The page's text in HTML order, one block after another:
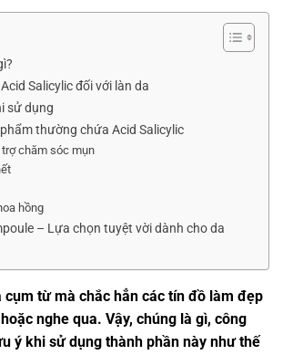
Salicylic đối với làn da
sử dụng
thường chứa Acid Salicylic
trợ chăm sóc mụn
hồng
– Lựa chọn tuyệt vời dành cho da
cụm từ mà chắc hẳn các tín đồ làm đẹp
nghe qua. Vậy, chúng là gì, công
ý khi sử dụng thành phần này như thế